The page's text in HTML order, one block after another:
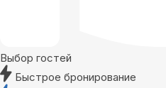
Выбор гостей
Быстрое бронирование